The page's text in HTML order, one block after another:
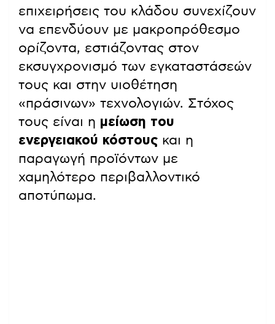
επιχειρήσεις του κλάδου συνεχίζουν
να επενδύουν με μακροπρόθεσμο
ορίζοντα, εστιάζοντας στον
εκσυγχρονισμό των εγκαταστάσεών
τους και στην υιοθέτηση
«πράσινων» τεχνολογιών. Στόχος
τους είναι η μείωση του
ενεργειακού κόστους και η
παραγωγή προϊόντων με
χαμηλότερο περιβαλλοντικό
αποτύπωμα.